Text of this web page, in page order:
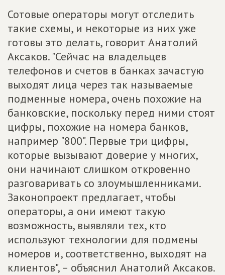
Сотовые операторы могут отследить
такие схемы, и некоторые из них уже
готовы это делать, говорит Анатолий
Аксаков. "Сейчас на владельцев
телефонов и счетов в банках зачастую
выходят лица через так называемые
подменные номера, очень похожие на
банковские, поскольку перед ними стоят
цифры, похожие на номера банков,
например "800". Первые три цифры,
которые вызывают доверие у многих,
они начинают слишком откровенно
разговаривать со злоумышленниками.
Законопроект предлагает, чтобы
операторы, а они имеют такую
возможность, выявляли тех, кто
используют технологии для подмены
номеров и, соответственно, выходят на
клиентов", – объяснил Анатолий Аксаков.